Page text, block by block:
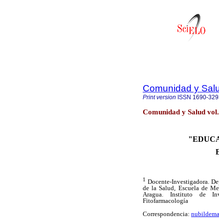
Comunidad y
Print version ISSN 1690-
Comunidad y Salud
1 Docente-Investigadora.
de la Salud, Escuela de
Aragua. Instituto de
Fitofarmacología
Correspondencia: